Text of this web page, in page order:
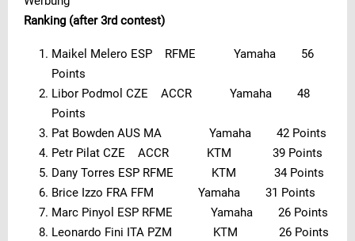
Ranking (after 3rd contest)
Maikel Melero ESP RFME Yamaha 56
Points
Libor Podmol CZE ACCR Yamaha 48
Points
Pat Bowden AUS MA Yamaha 42 Points
Petr Pilat CZE ACCR KTM 39 Points
Dany Torres ESP RFME KTM 34 Points
Brice Izzo FRA FFM Yamaha 31 Points
Marc Pinyol ESP RFME Yamaha 26 Points
Leonardo Fini ITA PZM KTM 26 Points